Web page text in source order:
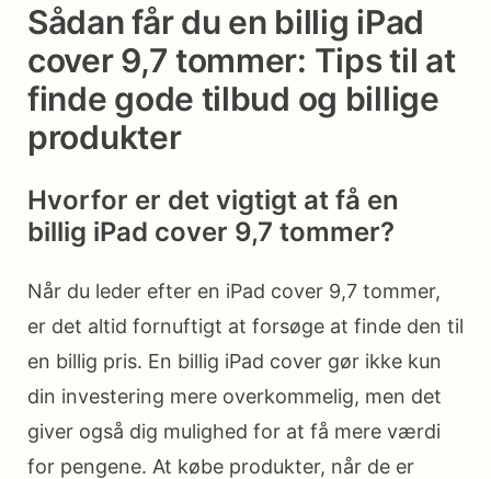
Sådan får du en billig iPad
cover 9,7 tommer: Tips til at
finde gode tilbud og billige
produkter
Hvorfor er det vigtigt at få en
billig iPad cover 9,7 tommer?
Når du leder efter en iPad cover 9,7 tommer,
er det altid fornuftigt at forsøge at finde den til
en billig pris. En billig iPad cover gør ikke kun
din investering mere overkommelig, men det
giver også dig mulighed for at få mere værdi
for pengene. At købe produkter, når de er